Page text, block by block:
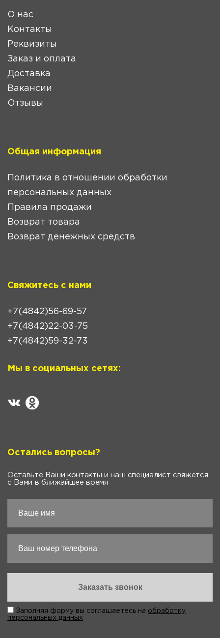
О нас
Контакты
Реквизиты
Заказ и оплата
Доставка
Вакансии
Отзывы
Общая информация
Политика в отношении обработки
персональных данных
Правила продажи
Возврат товара
Возврат денежных средств
Свяжитесь с нами
+7(4842)56-69-57
+7(4842)22-03-75
+7(4842)59-32-73
Мы в социальных сетях:
Остались вопросы?
Оставьте Ваши контакты и наш специалист свяжется
с Вами в ближайшее время
Заполняя форму вы соглашаетесь на обработку
персональных данных